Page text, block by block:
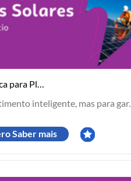
E-book - Assistência Técnica para Placas Solares
inteligente, mas para
Saber mais